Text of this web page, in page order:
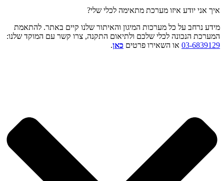
איך אני יודע איזו מערכת מתאימה לכלי שלי?
מידע נרחב על כל מערכות המיגון והאיתור שלנו קיים באתר. להתאמת
המערכת הנכונה לכלי שלכם ולתיאום התקנה, צרו קשר עם המוקד שלנו:
03-6839129 או השאירו פרטים כאן.